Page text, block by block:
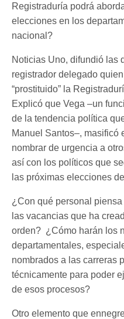
Registraduría podrá
elecciones en los
nacional?
Noticias Uno, difundió las
registrador delegado
“prostituido” la
Explicó que Vega –un
de la tendencia política
Manuel Santos–, masificó
nombrar de urgencia a
así con los políticos que
las próximas elecciones
¿Con qué personal
las vacancias que ha
orden? ¿Cómo harán los
departamentales,
nombrados a las carreras
técnicamente para poder
de esos procesos?
Otro elemento que